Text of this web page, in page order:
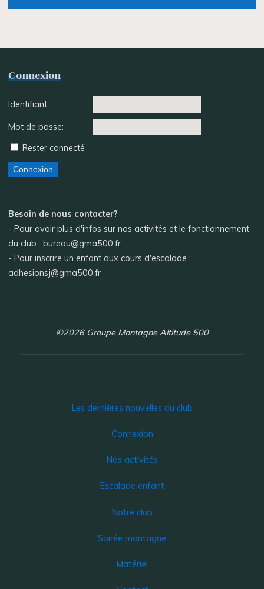
Connexion
Identifiant:
Mot de passe:
Rester connecté
Connexion
Besoin de nous contacter?
- Pour avoir plus d'infos sur nos activités et le fonctionnement
du club : bureau@gma500.fr
- Pour inscrire un enfant aux cours d'escalade :
adhesionsj@gma500.fr
©2026 Groupe Montagne Altitude 500
Les dernières nouvelles du club
Connexion
Nos activités
Escalade enfant
Notre club
Soirée montagne
Matériel